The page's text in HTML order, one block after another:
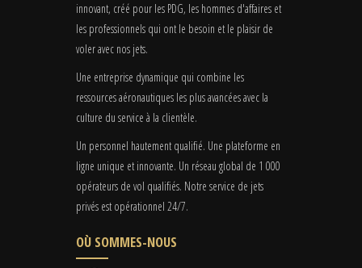
innovant, créé pour les PDG, les hommes d'affaires et
les professionnels qui ont le besoin et le plaisir de
voler avec nos jets.
Une entreprise dynamique qui combine les
ressources aéronautiques les plus avancées avec la
culture du service à la clientèle.
Un personnel hautement qualifié. Une plateforme en
ligne unique et innovante. Un réseau global de 1 000
opérateurs de vol qualifiés. Notre service de jets
privés est opérationnel 24/7.
OÙ SOMMES-NOUS